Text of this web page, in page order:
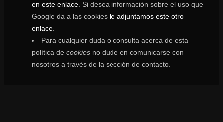
en este enlace. Si desea información sobre el uso que
Google da a las cookies le adjuntamos este otro
enlace.
Para cualquier duda o consulta acerca de esta
política de cookiesno dude en comunicarse con
nosotros a través de la sección de contacto.